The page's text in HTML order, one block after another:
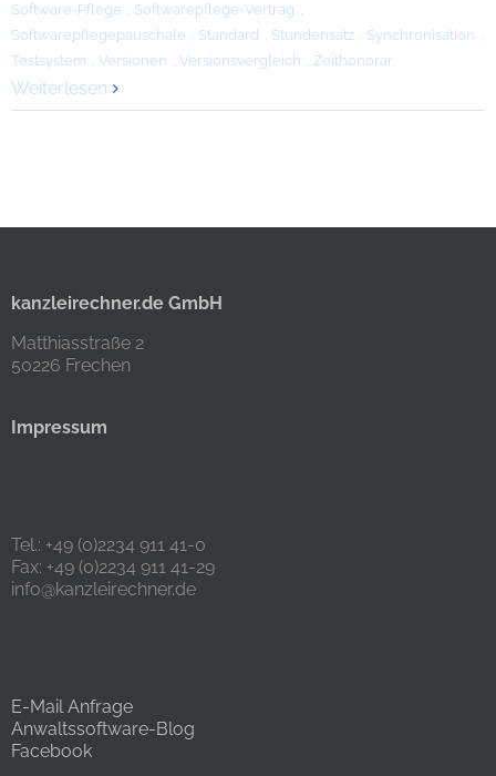
Software-Pflege , Softwarepflege-Vertrag ,
Softwarepflegepauschale , Standard , Stundensatz , Synchronisation ,
Testsystem , Versionen , Versionsvergleich , Zeithonorar
Weiterlesen
kanzleirechner.de GmbH
Matthiasstraße 2
50226 Frechen
Impressum
Tel.: +49 (0)2234 911 41-0
Fax: +49 (0)2234 911 41-29
info@kanzleirechner.de
E-Mail Anfrage
Anwaltssoftware-Blog
Facebook